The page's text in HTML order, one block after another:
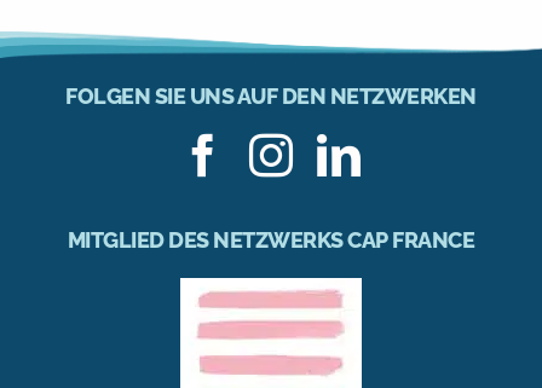
FOLGEN SIE UNS AUF DEN NETZWERKEN
MITGLIED DES NETZWERKS CAP FRANCE